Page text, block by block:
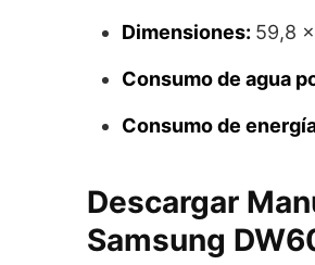
Dimensiones: 59,8
Consumo de agua
Consumo de
Descargar
Samsung